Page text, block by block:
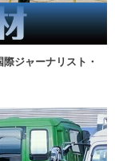
ジャーナリスト・